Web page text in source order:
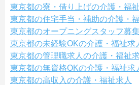
東京都の寮・借り上げの介護・福
東京都の住宅手当・補助の介護・
東京都のオープニングスタッフ募
東京都の未経験OKの介護・福祉求
東京都の管理職求人の介護・福祉
東京都の無資格OKの介護・福祉求
東京都の高収入の介護・福祉求人